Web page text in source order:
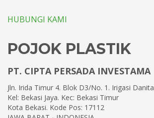
HUBUNGI KAMI
POJOK PLASTIK
PT. CIPTA PERSADA INVESTAMA
Jln. Irida Timur 4. Blok D3/No. 1. Irigasi Danita
Kel: Bekasi Jaya. Kec: Bekasi Timur
Kota Bekasi. Kode Pos: 17112